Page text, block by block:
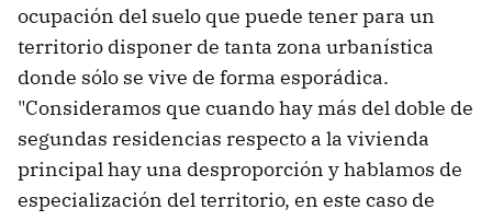
ocupación del suelo que puede tener para un
territorio disponer de tanta zona urbanística
donde sólo se vive de forma esporádica.
"Consideramos que cuando hay más del doble de
segundas residencias respecto a la vivienda
principal hay una desproporción y hablamos de
especialización del territorio, en este caso de